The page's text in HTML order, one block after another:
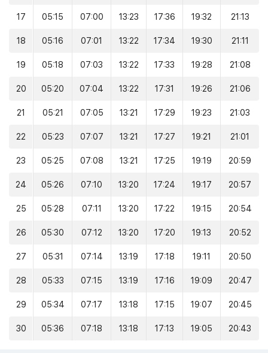
17 05:15 07:00 13:23 17:36 19:32 21:13
18 05:16 07:01 13:22 17:34 19:30 21:11
19 05:18 07:03 13:22 17:33 19:28 21:08
20 05:20 07:04 13:22 17:31 19:26 21:06
21 05:21 07:05 13:21 17:29 19:23 21:03
22 05:23 07:07 13:21 17:27 19:21 21:01
23 05:25 07:08 13:21 17:25 19:19 20:59
24 05:26 07:10 13:20 17:24 19:17 20:57
25 05:28 07:11 13:20 17:22 19:15 20:54
26 05:30 07:12 13:20 17:20 19:13 20:52
27 05:31 07:14 13:19 17:18 19:11 20:50
28 05:33 07:15 13:19 17:16 19:09 20:47
29 05:34 07:17 13:18 17:15 19:07 20:45
30 05:36 07:18 13:18 17:13 19:05 20:43